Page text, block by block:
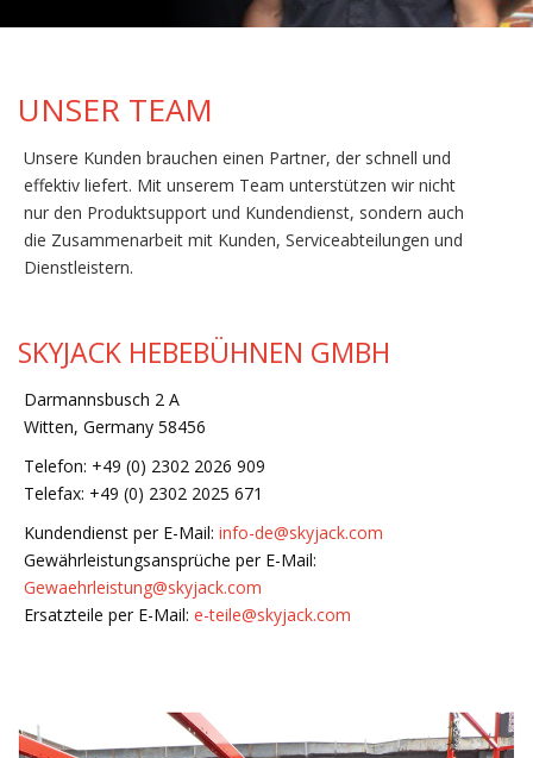
UNSER TEAM
Unsere Kunden brauchen einen Partner, der schnell und
effektiv liefert. Mit unserem Team unterstützen wir nicht
nur den Produktsupport und Kundendienst, sondern auch
die Zusammenarbeit mit Kunden, Serviceabteilungen und
Dienstleistern.
SKYJACK HEBEBÜHNEN GMBH
Darmannsbusch 2 A
Witten, Germany 58456
Telefon: +49 (0) 2302 2026 909
Telefax: +49 (0) 2302 2025 671
Kundendienst per E-Mail: info-de@skyjack.com
Gewährleistungsansprüche per E-Mail:
Gewaehrleistung@skyjack.com
Ersatzteile per E-Mail: e-teile@skyjack.com